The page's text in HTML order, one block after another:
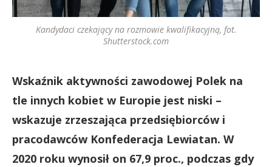
Kandydaci czekający na rozmowie kwalifikacyjną, fot.
Shutterstock.com
Wskaźnik aktywności zawodowej Polek na
tle innych kobiet w Europie jest niski –
wskazuje zrzeszająca przedsiębiorców i
pracodawców Konfederacja Lewiatan. W
2020 roku wynosił on 67,9 proc., podczas gdy